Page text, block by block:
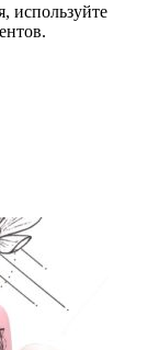
используйте